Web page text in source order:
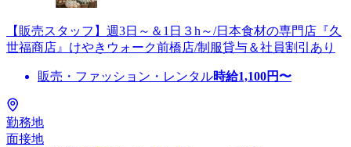
【販売スタッフ】週3日～＆1日３h～/日本食材の専門店『久
世福商店』けやきウォーク前橋店/制服貸与＆社員割引あり
販売・ファッション・レンタル時給1,100円〜
勤務地
面接地